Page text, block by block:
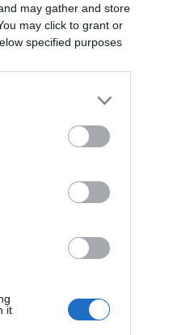
may gather and store
may click to grant or
specified purposes
it